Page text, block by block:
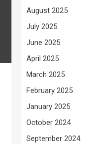
August 2025
July 2025
June 2025
April 2025
March 2025
February 2025
January 2025
October 2024
September 2024